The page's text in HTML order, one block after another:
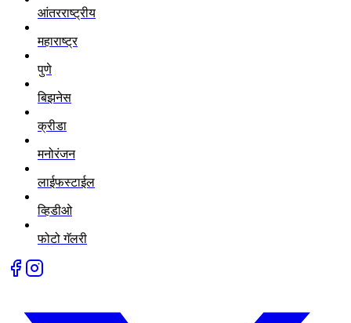
आंतरराष्ट्रीय
महाराष्ट्र
पुणे
बिझनेस
क्रीडा
मनोरंजन
लाईफस्टाईल
व्हिडीओ
फोटो गॅलरी